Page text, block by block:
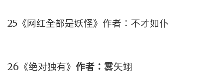
25《网红全都是妖怪》作者：不才如仆
26《绝对独有》 作者： 雾矢翊